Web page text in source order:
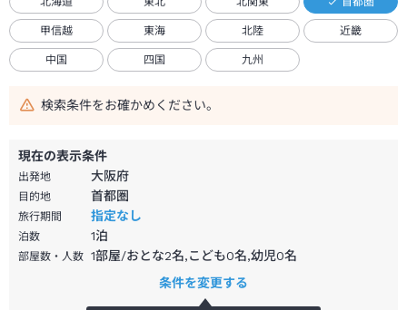
甲信越 東海 北陸 近畿
中国 四国 九州
検索条件をお確かめください。
現在の表示条件
出発地 大阪府
目的地 首都圏
旅行期間 指定なし
泊数 1泊
部屋数・人数 1部屋/おとな2名,こども0名,幼児0名
条件を変更する